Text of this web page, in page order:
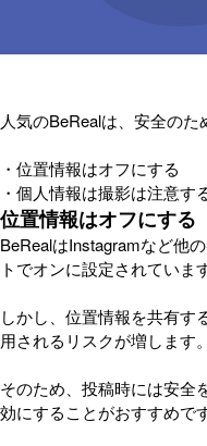
人気のBeRealは、安全のた
・位置情報はオフにする
・個人情報は撮影は注意す
位置情報はオフにする
BeRealはInstagramなど他
トでオンに設定されています
しかし、位置情報を共有す
用されるリスクが増します。
そのため、投稿時には安全
効にすることがおすすめです